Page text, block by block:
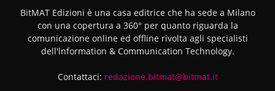
BitMAT Edizioni è una casa editrice che ha sede a Milano
con una copertura a 360° per quanto riguarda la
comunicazione online ed offline rivolta agli specialisti
dell'lnformation & Communication Technology.
Contattaci: redazione.bitmat@bitmat.it